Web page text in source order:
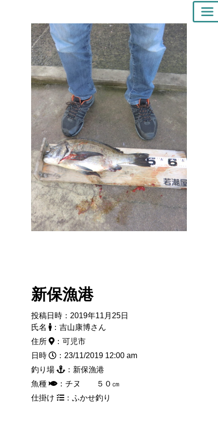
新保漁港
投稿日時：2019年11月25日
氏名
：吉山康博さん
住所
：可児市
日時
：23/11/2019 12:00 am
釣り場
：新保漁港
魚種
：チヌ ５０㎝
仕掛け
：ふかせ釣り